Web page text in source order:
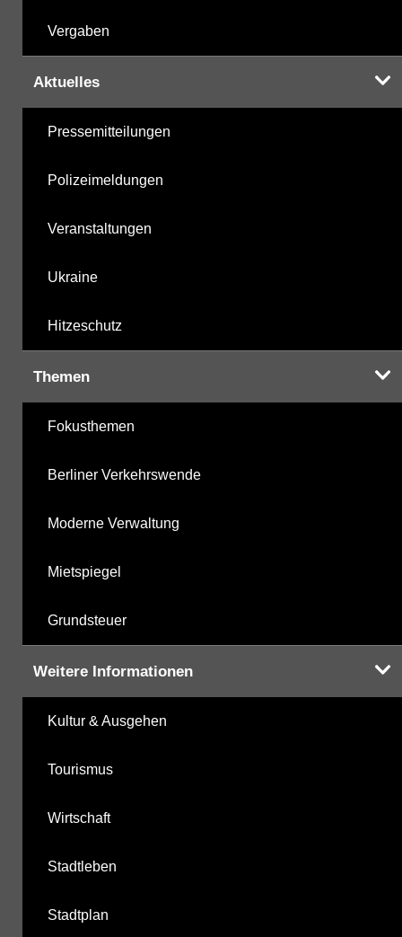
Vergaben
Aktuelles
Pressemitteilungen
Polizeimeldungen
Veranstaltungen
Ukraine
Hitzeschutz
Themen
Fokusthemen
Berliner Verkehrswende
Moderne Verwaltung
Mietspiegel
Grundsteuer
Weitere Informationen
Kultur & Ausgehen
Tourismus
Wirtschaft
Stadtleben
Stadtplan